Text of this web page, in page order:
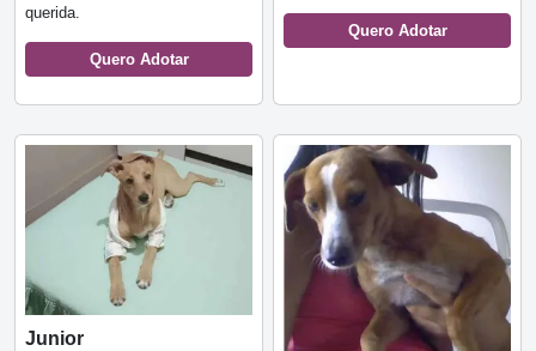
querida.
Quero Adotar
Quero Adotar
Junior